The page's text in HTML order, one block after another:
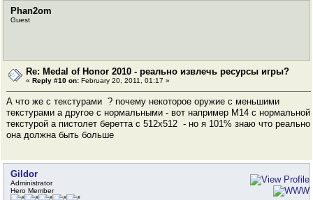
Phan2om
Guest
Re: Medal of Honor 2010 - реально извлечь ресурсы игры?
« Reply #10 on: February 20, 2011, 01:17 »
А что же с текстурами ? почему некоторое оружие с меньшими
текстурами а другое с нормальными - вот например М14 с нормальной
текстурой а пистолет беретта с 512х512 - но я 101% знаю что реально
она должна быть больше
Gildor
Administrator
Hero Member